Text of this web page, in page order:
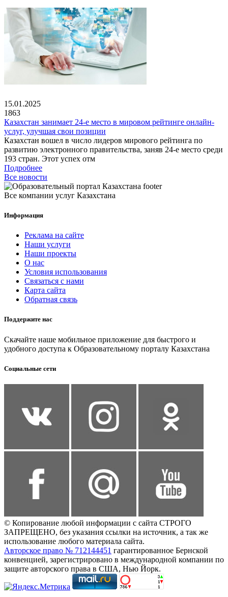
15.01.2025
1863
Казахстан занимает 24-е место в мировом рейтинге онлайн-
услуг, улучшая свои позиции
Казахстан вошел в число лидеров мирового рейтинга по
развитию электронного правительства, заняв 24-е место среди
193 стран. Этот успех отм
Подробнее
Все новости
Все компании услуг Казахстана
Информация
Реклама на сайте
Наши услуги
Наши проекты
О нас
Условия использования
Связаться с нами
Карта сайта
Обратная связь
Поддержите нас
Скачайте наше мобильное приложение для быстрого и
удобного доступа к Образовательному порталу Казахстана
Социальные сети
© Копирование любой информации с сайта СТРОГО
ЗАПРЕЩЕНО, без указания ссылки на источник, а так же
использование любого материала сайта.
Авторское право № 712144451 гарантированное Бернской
конвенцией, зарегистрировано в международной компании по
защите авторского права в США, Нью Йорк.